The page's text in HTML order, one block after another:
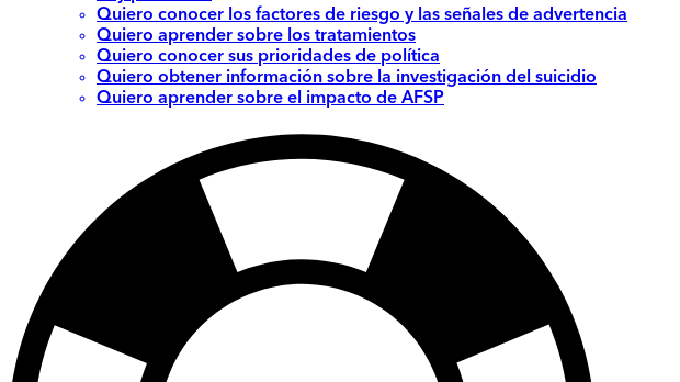
Quiero conocer los factores de riesgo y las señales de advertencia
Quiero aprender sobre los tratamientos
Quiero conocer sus prioridades de política
Quiero obtener información sobre la investigación del suicidio
Quiero aprender sobre el impacto de AFSP